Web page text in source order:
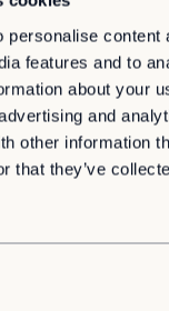
personalise content
features and to
about your
and
other information
that they’ve
”Det har tagit
arbetar här”,
vårdcentral.
in i
för att
När man
och flexibla
att inhysas
från